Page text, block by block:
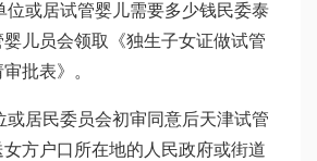
位或居试管婴儿需要多少钱民委泰
婴儿员会领取《独生子女证做试管
批表》。
或居民委员会初审同意后天津试管
女方户口所在地的人民政府或街道